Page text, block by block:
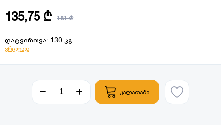
135,75 ₾ 181 ₾
დატვირთვა: 130 კგ
ვრცლად
კალათაში